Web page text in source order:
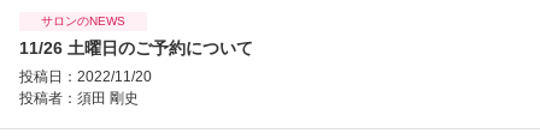
サロンのNEWS
11/26 土曜日のご予約について
投稿日：2022/11/20
投稿者： 須田 剛史